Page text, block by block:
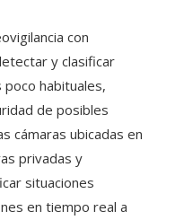
con
y clasificar
habituales,
de posibles
cámaras ubicadas en
privadas y
situaciones
en tiempo real a